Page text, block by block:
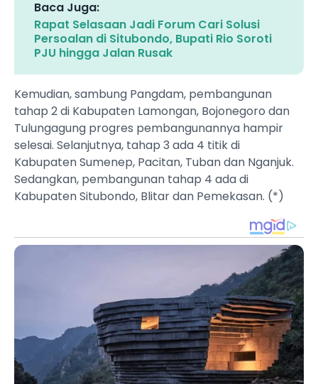
Baca Juga:
Rapat Selasaan Jadi Forum Cari Solusi
Persoalan di Situbondo, Bupati Rio Soroti
PJU hingga Jalan Rusak
Kemudian, sambung Pangdam, pembangunan
tahap 2 di Kabupaten Lamongan, Bojonegoro dan
Tulungagung progres pembangunannya hampir
selesai. Selanjutnya, tahap 3 ada 4 titik di
Kabupaten Sumenep, Pacitan, Tuban dan Nganjuk.
Sedangkan, pembangunan tahap 4 ada di
Kabupaten Situbondo, Blitar dan Pemekasan. (*)